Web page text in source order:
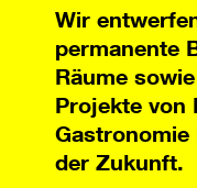
Wir
permanente
Räume
Projekte von
der Zukunft.